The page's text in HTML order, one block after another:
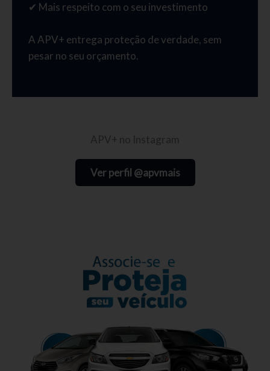
✔ Mais respeito com o seu investimento
A APV+ entrega proteção de verdade, sem
pesar no seu orçamento.
APV+ no Instagram
Ver perfil @apvmais